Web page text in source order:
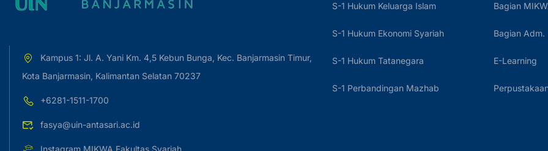
Kampus 1: Jl. A. Yani Km. 4,5 Kebun Bunga, Kec. Banjarmasin Timur,
Kota Banjarmasin, Kalimantan Selatan 70237
+6281-1511-1700
fasya@uin-antasari.ac.id
Instagram MIKWA Fakultas Syariah
S-1 Hukum Keluarga Islam
S-1 Hukum Ekonomi Syariah
S-1 Hukum Tatanegara
S-1 Perbandingan Mazhab
Bagian
Bagian Adm.
E-Learning